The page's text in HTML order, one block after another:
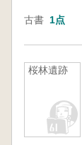
古書 1点
桜林遺跡